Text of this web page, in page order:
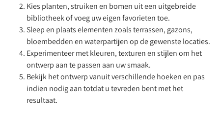
Kies planten, struiken en bomen uit een uitgebreide
bibliotheek of voeg uw eigen favorieten toe.
Sleep en plaats elementen zoals terrassen, gazons,
bloembedden en waterpartijen op de gewenste locaties.
Experimenteer met kleuren, texturen en stijlen om het
ontwerp aan te passen aan uw smaak.
Bekijk het ontwerp vanuit verschillende hoeken en pas
indien nodig aan totdat u tevreden bent met het
resultaat.